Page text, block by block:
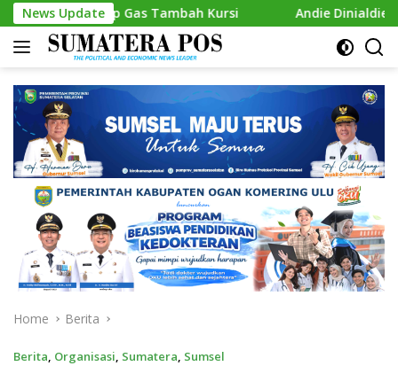
Skip
to
content
News Update
Tambah Kursi Andie Dinialdie Kembalikan
Home Berita
Berita, Organisasi, Sumatera, Sumsel